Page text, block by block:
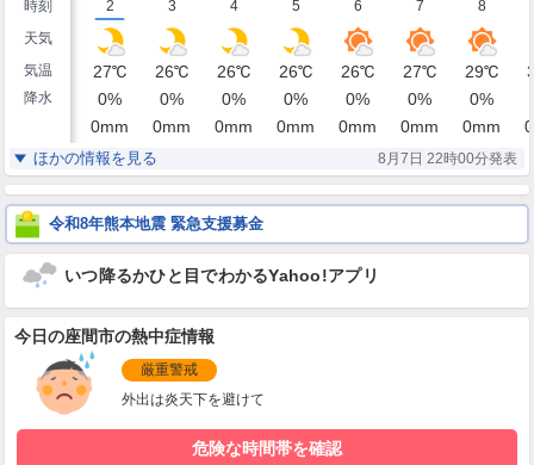
時刻 2 3 4 5 6 7
8
天気
気温
27℃ 26℃ 26℃ 26℃ 26℃ 27℃ 29℃
降水 0% 0% 0% 0% 0% 0% 0%
0mm 0mm 0mm 0mm 0mm 0mm 0mm 0
湿度 86 % 81 % 74%
風
南
2m/s
南
2m/s
南
1m/s
南
1m/s
南
1m/s
南
2m/s
南
3m/s
ほかの情報を見る 8月7日 22時00分発表
令和8年熊本地震 緊急支援募金
いつ降るかひと目でわかるYahoo!アプリ
今日の座間市の熱中症情報
厳重警戒
外出は炎天下を避けて
危険な時間帯を確認